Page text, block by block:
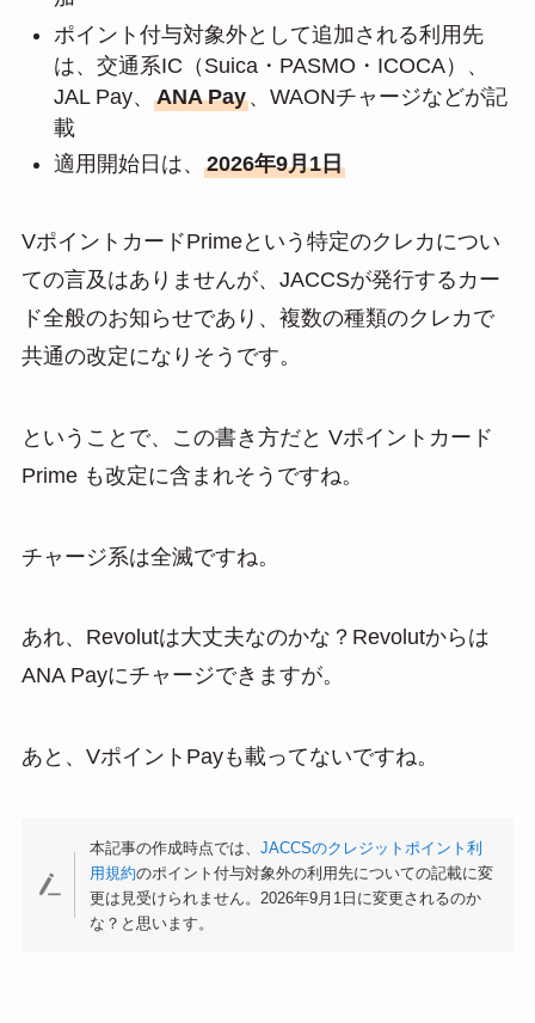
ポイント付与対象外として追加される利用先
は、交通系IC（Suica・PASMO・ICOCA）、
JAL Pay、 ANA Pay、WAONチャージなどが記
載
適用開始日は、 2026年9月1日
VポイントカードPrimeという特定のクレカについ
ての言及はありませんが、JACCSが発行するカー
ド全般のお知らせであり、複数の種類のクレカで
共通の改定になりそうです。
ということで、この書き方だと Vポイントカード
Prime も改定に含まれそうですね。
チャージ系は全滅ですね。
あれ、Revolutは大丈夫なのかな？Revolutからは
ANA Payにチャージできますが。
あと、VポイントPayも載ってないですね。
本記事の作成時点では、JACCSのクレジットポイント利
用規約のポイント付与対象外の利用先についての記載に変
更は見受けられません。2026年9月1日に変更されるのか
な？と思います。